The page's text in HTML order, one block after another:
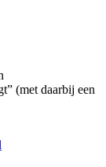
(met daarbij een